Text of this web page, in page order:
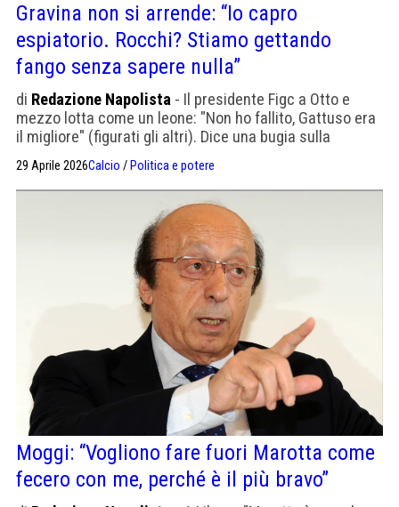
Gravina non si arrende: “Io capro
espiatorio. Rocchi? Stiamo gettando
fango senza sapere nulla”
di Redazione Napolista - Il presidente Figc a Otto e
mezzo lotta come un leone: "Non ho fallito, Gattuso era
il migliore" (figurati gli altri). Dice una bugia sulla
presidenza Figc: "Tra Malagò e Abete non tiro la volata a
nessuno". Trasmissione fondamentalmente inutile
29 Aprile 2026Calcio / Politica e potere
Moggi: “Vogliono fare fuori Marotta come
fecero con me, perché è il più bravo”